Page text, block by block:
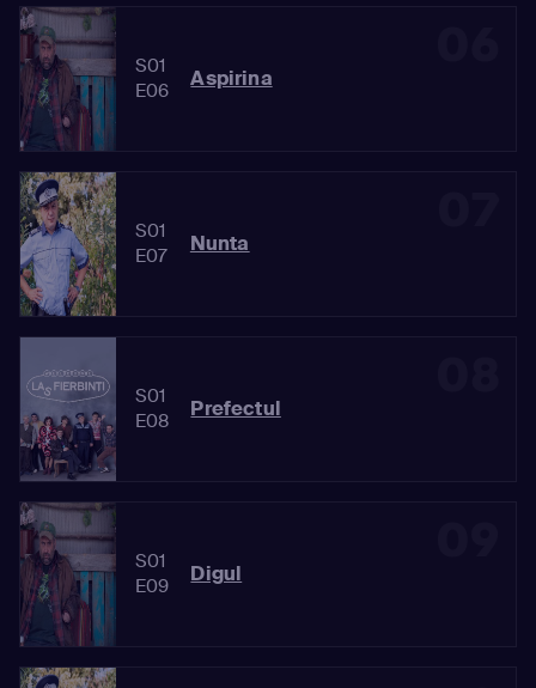
S01
E06
Aspirina
S01
E07
Nunta
S01
E08
Prefectul
S01
E09
Digul